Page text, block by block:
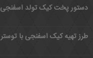
دستور پخت کیک تولد اسفنجی ۳ تخم مرغی
طرز تهیه کیک اسفنجی با توستر